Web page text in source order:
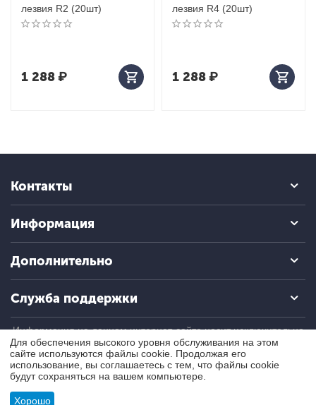
лезвия R2 (20шт)
1 288₽
лезвия R4 (20шт)
1 288₽
Контакты
Информация
Дополнительно
Служба поддержки
Информация на данном интернет-сайте носит исключительно
информационный (ознакомительный) характер и ни при каких
условиях не является публичной офертой, определяемой
положениями Статьи 437 Гражданского кодекса РФ.
© 2004 - 2026 ПроБаланс. Все права защищены.
Для обеспечения высокого уровня обслуживания на этом
сайте используются файлы cookie. Продолжая его
использование, вы соглашаетесь с тем, что файлы cookie
будут сохраняться на вашем компьютере.
Хорошо